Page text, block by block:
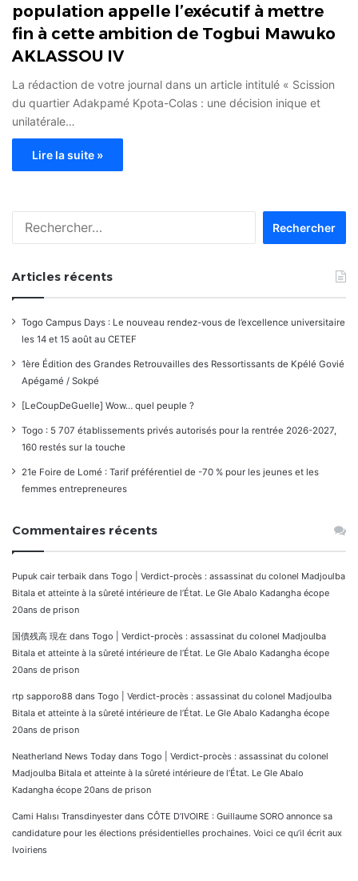
population appelle l’exécutif à mettre
fin à cette ambition de Togbui Mawuko
AKLASSOU IV
La rédaction de votre journal dans un article intitulé « Scission
du quartier Adakpamé Kpota-Colas : une décision inique et
unilatérale…
Lire la suite »
Articles récents
Togo Campus Days : Le nouveau rendez-vous de l’excellence universitaire
les 14 et 15 août au CETEF
1ère Édition des Grandes Retrouvailles des Ressortissants de Kpélé Govié
Apégamé / Sokpé
[LeCoupDeGuelle] Wow… quel peuple ?
Togo : 5 707 établissements privés autorisés pour la rentrée 2026-2027,
160 restés sur la touche
21e Foire de Lomé : Tarif préférentiel de -70 % pour les jeunes et les
femmes entrepreneures
Commentaires récents
Pupuk cair terbaik dans Togo | Verdict-procès : assassinat du colonel Madjoulba
Bitala et atteinte à la sûreté intérieure de l’État. Le Gle Abalo Kadangha écope
20ans de prison
国債残高 現在 dans Togo | Verdict-procès : assassinat du colonel Madjoulba
Bitala et atteinte à la sûreté intérieure de l’État. Le Gle Abalo Kadangha écope
20ans de prison
rtp sapporo88 dans Togo | Verdict-procès : assassinat du colonel Madjoulba
Bitala et atteinte à la sûreté intérieure de l’État. Le Gle Abalo Kadangha écope
20ans de prison
Neatherland News Today dans Togo | Verdict-procès : assassinat du colonel
Madjoulba Bitala et atteinte à la sûreté intérieure de l’État. Le Gle Abalo
Kadangha écope 20ans de prison
Cami Halısı Transdinyester dans CÔTE D’IVOIRE : Guillaume SORO annonce sa
candidature pour les élections présidentielles prochaines. Voici ce qu’il écrit aux
Ivoiriens